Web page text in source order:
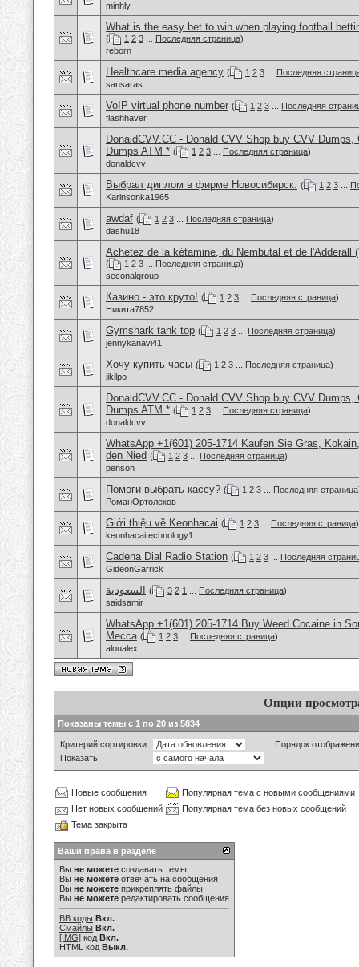
minhly
What is the easy bet to win when playing football
( 1 2 3 Последняя страница)
reborn
Healthcare media agency ( 1 2 3
Последняя
sansaras
VoIP virtual phone number ( 1 2 3
Последняя
flashhaver
DonaldCVV.CC - Donald CVV Shop buy CVV
Dumps ATM * ( 1 2 3 Последняя страница)
donaldcvv
Выбрал диплом в фирме Новосибирск. ( 1 2 3
Karinsonka1965
awdaf ( 1 2 3 Последняя страница)
dashu18
Achetez de la kétamine, du Nembutal et de l'Adderall
( 1 2 3 Последняя страница)
seconalgroup
Казино - это круто! ( 1 2 3 Последняя страница)
Никита7852
Gymshark tank top ( 1 2 3 Последняя страница)
jennykanavi41
Хочу купить часы ( 1 2 3 Последняя страница)
jikilpo
DonaldCVV.CC - Donald CVV Shop buy CVV
Dumps ATM * ( 1 2 3 Последняя страница)
donaldcvv
WhatsApp +1(601) 205-1714 Kaufen Sie Gras,
den Nied ( 1 2 3 Последняя страница)
penson
Помоги выбрать кассу? ( 1 2 3 Последняя страница
РоманОртолеков
Giới thiệu về Keonhacai ( 1 2 3 Последняя страница)
keonhacaitechnology1
Cadena Dial Radio Station ( 1 2 3
Последняя
GideonGarrick
السعودية ( 1
2
3 Последняя страница)
saidsamir
WhatsApp +1(601) 205-1714 Buy Weed Cocaine in
Mecca ( 1 2 3 Последняя страница)
aloualex
Опции
Показаны темы с 1 по 20 из 5834
Критерий сортировки
Порядок
Показать
Новые сообщения
Популярная тема с новыми сообщениями
Нет новых сообщений
Популярная тема без новых сообщений
Тема закрыта
Ваши права в разделе
Вы не можете создавать темы
Вы не можете отвечать на сообщения
Вы не можете прикреплять файлы
Вы не можете редактировать сообщения
BB коды Вкл.
Смайлы Вкл.
[IMG] код Вкл.
HTML код Выкл.